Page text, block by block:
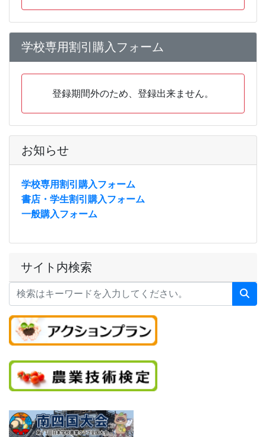
サイト内検索
学校専用割引購入フォーム
登録期間外のため、登録出来ません。
お知らせ
学校専用割引購入フォーム
書店・学生割引購入フォーム
一般購入フォーム